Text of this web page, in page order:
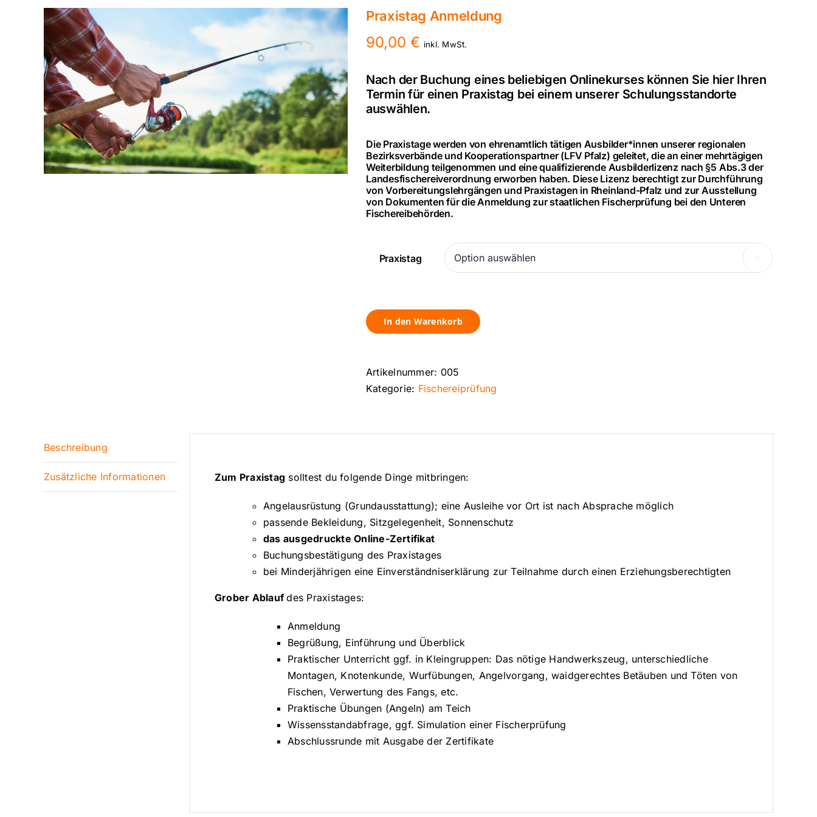
Praxistag Anmeldung
90,00€ inkl. MwSt.
Nach der Buchung eines beliebigen Onlinekurses können Sie hier Ihren
Termin für einen Praxistag bei einem unserer Schulungsstandorte
auswählen.
Die Praxistage werden von ehrenamtlich tätigen Ausbilder*innen unserer regionalen
Bezirksverbände und Kooperationspartner (LFV Pfalz) geleitet, die an einer mehrtägigen
Weiterbildung teilgenommen und eine qualifizierende Ausbilderlizenz nach §5 Abs.3 der
Landesfischereiverordnung erworben haben. Diese Lizenz berechtigt zur Durchführung
von Vorbereitungslehrgängen und Praxistagen in Rheinland-Pfalz und zur Ausstellung
von Dokumenten für die Anmeldung zur staatlichen Fischerprüfung bei den Unteren
Fischereibehörden.
Praxistag 
In den Warenkorb
Artikelnummer: 005
Kategorie: Fischereiprüfung
Beschreibung
Zusätzliche Informationen Zum Praxistag solltest du folgende Dinge mitbringen:
Angelausrüstung (Grundausstattung); eine Ausleihe vor Ort ist nach Absprache möglich
passende Bekleidung, Sitzgelegenheit, Sonnenschutz
das ausgedruckte Online-Zertifikat
Buchungsbestätigung des Praxistages
bei Minderjährigen eine Einverständniserklärung zur Teilnahme durch einen Erziehungsberechtigten
Grober Ablaufdes Praxistages:
Anmeldung
Begrüßung, Einführung und Überblick
Praktischer Unterricht ggf. in Kleingruppen: Das nötige Handwerkszeug, unterschiedliche
Montagen, Knotenkunde, Wurfübungen, Angelvorgang, waidgerechtes Betäuben und Töten von
Fischen, Verwertung des Fangs, etc.
Praktische Übungen (Angeln) am Teich
Wissensstandabfrage, ggf. Simulation einer Fischerprüfung
Abschlussrunde mit Ausgabe der Zertifikate